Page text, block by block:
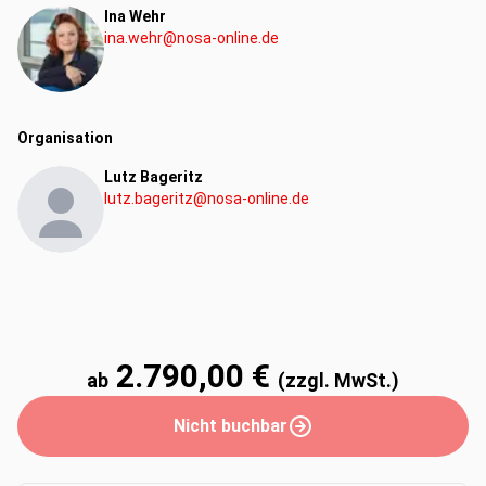
verschiedene Handlungsfelder betrachtet und im Überblick
fachlich aufgearbeitet.
Modul 5 (online): Strategien und Projekte für eine
zukunftssichernde Ausrichtung
systematische und wirkungsgerichtete Herangehensweise.
Im Modul werden praxisnah Ableitungen aus einem
Analyseinstrument geübt. Ein kurzer Einblick in eine
professionelle Projektarbeit bereitet die Teilnehmenden
Modul 6 (Präsenz): Ableitungen und
Maßnahmenfindung im
Nachhaltigkeitsmanagement(1.12.2026 in Potsdam)
In diesem Modul wird eine aus Modul 5 resultierende
Ina Wehr
ina.wehr@nosa-online.de
Organisation
Lutz Bageritz
lutz.bageritz@nosa-online.de
ab 2.790,00 € (zzgl. MwSt.)
Nicht buchbar